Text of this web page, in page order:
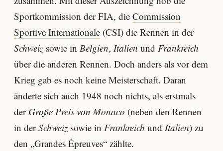
Sportkommission der FIA, die Commission
Sportive Internationale (CSI) die Rennen in der
Schweiz sowie in Belgien, Italien und Frankreich
über die anderen Rennen. Doch anders als vor dem
Krieg gab es noch keine Meisterschaft. Daran
änderte sich auch 1948 noch nichts, als erstmals
der Große Preis von Monaco (neben den Rennen
in derSchweiz sowie in Frankreich und Italien) zu
den „Grandes Épreuves“ zählte.